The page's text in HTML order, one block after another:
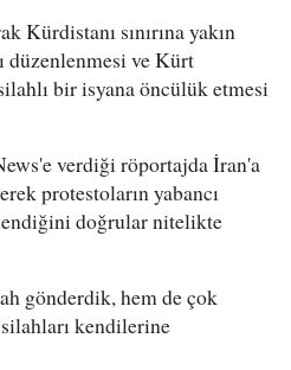
Kürdistanı sınırına yakın
düzenlenmesi ve Kürt
bir isyana öncülük etmesi
verdiği röportajda İran'a
protestoların yabancı
doğrular nitelikte
gönderdik, hem de çok
kendilerine